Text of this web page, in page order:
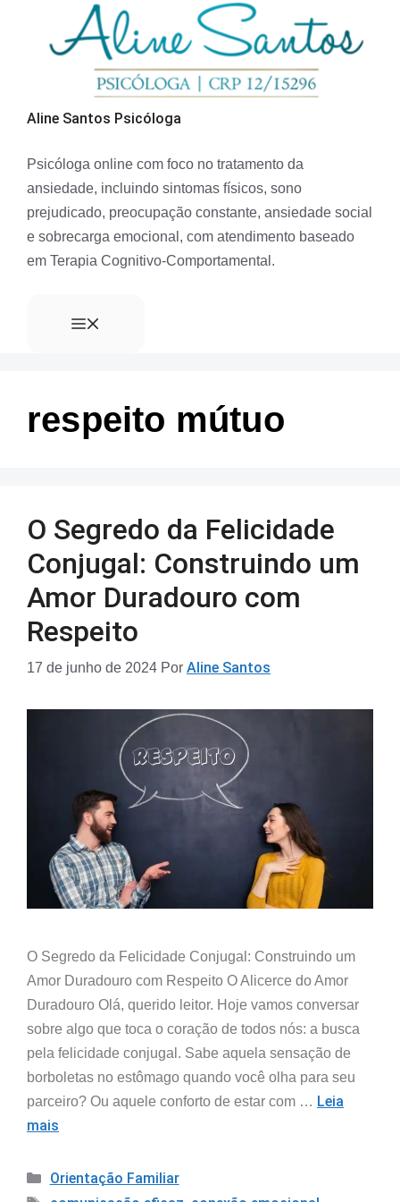
Aline Santos Psicóloga
Psicóloga online com foco no tratamento da
ansiedade, incluindo sintomas físicos, sono
prejudicado, preocupação constante, ansiedade social
e sobrecarga emocional, com atendimento baseado
em Terapia Cognitivo-Comportamental.
respeito mútuo
O Segredo da Felicidade
Conjugal: Construindo um
Amor Duradouro com
Respeito
17 de junho de 2024 Por Aline Santos
O Segredo da Felicidade Conjugal: Construindo um
Amor Duradouro com Respeito O Alicerce do Amor
Duradouro Olá, querido leitor. Hoje vamos conversar
sobre algo que toca o coração de todos nós: a busca
pela felicidade conjugal. Sabe aquela sensação de
borboletas no estômago quando você olha para seu
parceiro? Ou aquele conforto de estar com … Leia
mais
Orientação Familiar